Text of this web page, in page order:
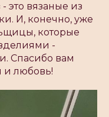
это вязаные из
И, конечно, уже
которые
-
Спасибо вам
и любовь!